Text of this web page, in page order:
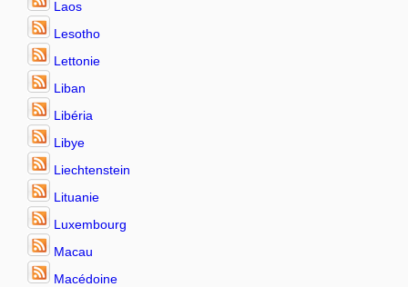
Laos
Lesotho
Lettonie
Liban
Libéria
Libye
Liechtenstein
Lituanie
Luxembourg
Macau
Macédoine